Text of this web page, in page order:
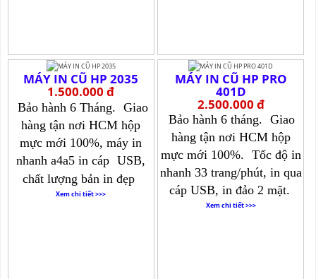
MÁY IN CŨ HP 2035
1.500.000 đ
Bảo hành 6 Tháng.
Giao
hàng tận nơi HCM hộp
mực mới 100%, máy in
nhanh a4a5 in cáp USB,
chất lượng bản in đẹp
Xem chi tiết >>>
MÁY IN CŨ HP PRO
401D
2.500.000 đ
Bảo hành 6 tháng.
Giao
hàng tận nơi HCM hộp
mực mới 100%. Tốc độ in
nhanh 33 trang/phút, in qua
cáp USB, in đảo 2 mặt.
Xem chi tiết >>>